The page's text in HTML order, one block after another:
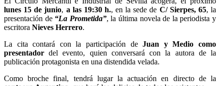
lunes 15 de junio, a las 19:30 h., en la sede de C/ Sierpes, 65, la
presentación de “La Prometida”, la última novela de la periodista y
escritora Nieves Herrero.
La cita contará con la participación deJuan y Medio como
presentador del evento, quien conversará con la autora de la
publicación protagonista en una distendida velada.
Como broche final, tendrá lugar la actuación en directo de la